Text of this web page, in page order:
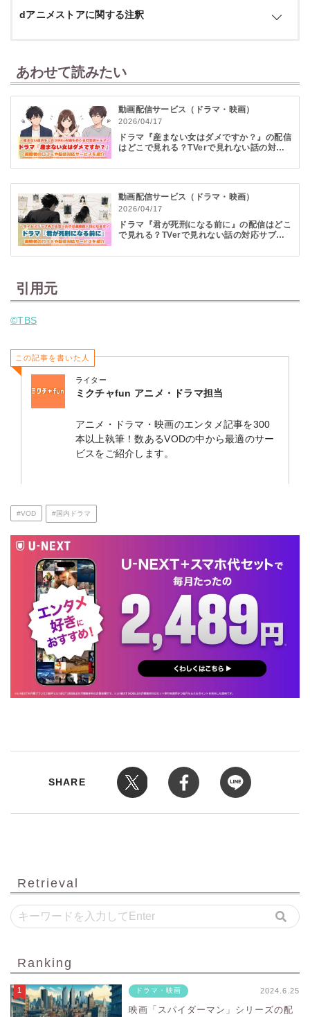
dアニメストアに関する注釈
料金が発生します。別途通信料その他レンタル料金等サービスによっては別料
金が発生します。
※2 dアカウント：ドコモの回線契約またはspモード契約がない場合は「dアカ
ウント」が必要です。spモード契約でのご利用とサービス内容やお支払い方法
が異なる場合があります。
※3 初回31日間無料：31日経過後は自動継続となり、その月から月額料金全額
がかかります。
あわせて読みたい
動画配信サービス（ドラマ・映画）
2026/04/17
ドラマ『産まない女はダメですか？』の配信
はどこで見れる？TVerで見れない話の対応
動画配信サービス（ドラマ・映画）
2026/04/17
ドラマ『君が死刑になる前に』の配信はどこ
で見れる？TVerで見れない話の対応サブス
引用元
©TBS
この記事を書いた人
ライター
ミクチャfun アニメ・ドラマ担当
アニメ・ドラマ・映画のエンタメ記事を300
本以上執筆！数あるVODの中から最適のサー
ビスをご紹介します。
#VOD #国内ドラマ
SHARE
Retrieval
Ranking
ドラマ・映画 2024.6.25
映画「スパイダーマン」シリーズの配